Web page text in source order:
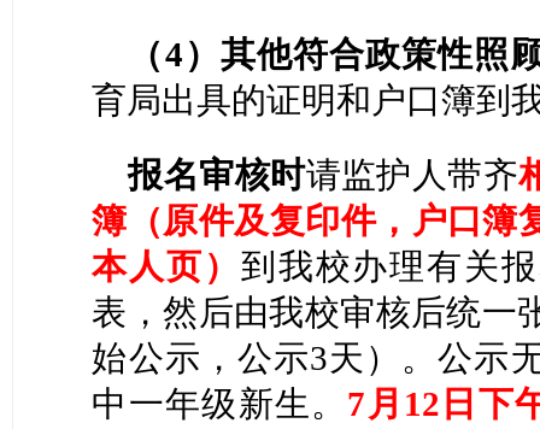
（4）其他符合政策性照
育局出具的证明和户口簿到
报名审核时请监护人带齐
簿（原件及复印件， 户口簿
本人页） 到我校办理有关
表，然后由我校审核后统一
始公示，公示3天）。公示
中一年级新生。 7月12 日 下